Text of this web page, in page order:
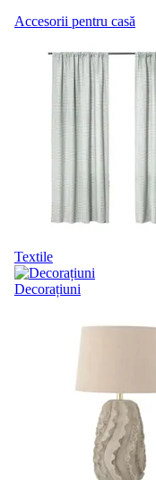
Accesorii pentru casă
Textile
Decorațiuni